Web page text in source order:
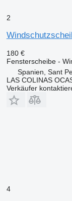
2
180 €
Fensterscheibe -
Spanien, Sant
LAS COLINAS
Verkäufer
4